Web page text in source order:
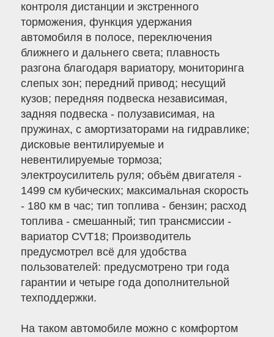
контроля дистанции и экстренного
торможения, функция удержания
автомобиля в полосе, переключения
ближнего и дальнего света; плавность
разгона благодаря вариатору, мониторинга
слепых зон; передний привод; несущий
кузов; передняя подвеска независимая,
задняя подвеска - полузависимая, на
пружинах, с амортизаторами на гидравлике;
дисковые вентилируемые и
невентилируемые тормоза;
электроусилитель руля; объём двигателя -
1499 см кубических; максимальная скорость
- 180 км в час; тип топлива - бензин; расход
топлива - смешанный; тип трансмиссии -
вариатор CVT18; Производитель
предусмотрел всё для удобства
пользователей: предусмотрено три года
гарантии и четыре года дополнительной
техподдержки.
На таком автомобиле можно с комфортом